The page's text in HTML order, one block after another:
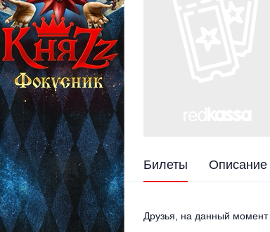
Билеты Описание
Друзья, на данный момент